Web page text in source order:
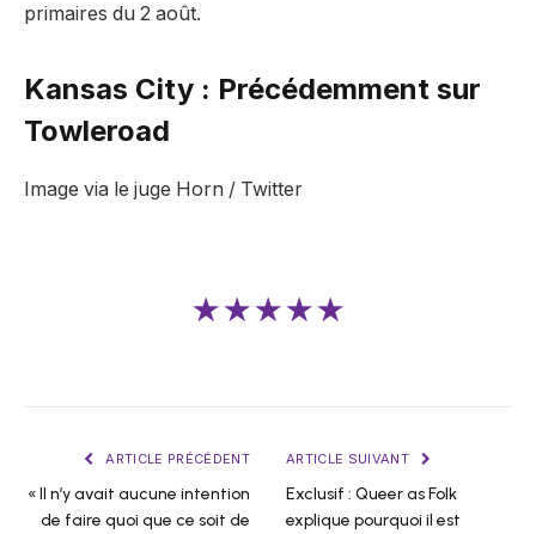
primaires du 2 août.
Kansas City : Précédemment sur
Towleroad
Image via le juge Horn / Twitter
★★★★★
ARTICLE PRÉCÉDENT
« Il n’y avait aucune intention
de faire quoi que ce soit de
ARTICLE SUIVANT
Exclusif : Queer as Folk
explique pourquoi il est